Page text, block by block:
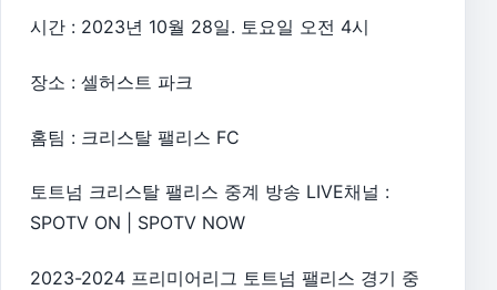
시간 : 2023년 10월 28일. 토요일 오전 4시
장소 : 셀허스트 파크
홈팀 : 크리스탈 팰리스 FC
토트넘 크리스탈 팰리스 중계 방송 LIVE채널 :
SPOTV ON | SPOTV NOW
2023-2024 프리미어리그 토트넘 팰리스 경기 중